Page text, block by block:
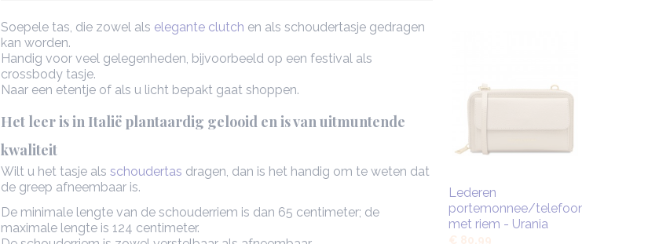
Soepele tas, die zowel als elegante clutch en als schoudertasje gedragen
kan worden.
Handig voor veel gelegenheden, bijvoorbeeld op een festival als
crossbody tasje.
Naar een etentje of als u licht bepakt gaat shoppen.
Het leer is in Italië plantaardig gelooid en is van uitmuntende
kwaliteit
Wilt u het tasje als schoudertas dragen, dan is het handig om te weten dat
de greep afneembaar is.
De minimale lengte van de schouderriem is dan 65 centimeter; de
maximale lengte is 124 centimeter.
Lederen
portemonnee/telefoonhouder
met riem - Urania
€ 80,99